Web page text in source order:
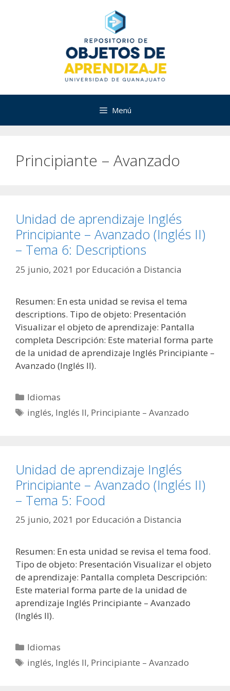
Menú
Principiante – Avanzado
Unidad de aprendizaje Inglés
Principiante – Avanzado (Inglés II)
– Tema 6: Descriptions
25 junio, 2021 por Educación a Distancia
Resumen: En esta unidad se revisa el tema
descriptions. Tipo de objeto: Presentación
Visualizar el objeto de aprendizaje: Pantalla
completa Descripción: Este material forma parte
de la unidad de aprendizaje Inglés Principiante –
Avanzado (Inglés II).
Categorías
Idiomas
Etiquetas
inglés, Inglés II, Principiante – Avanzado
Unidad de aprendizaje Inglés
Principiante – Avanzado (Inglés II)
– Tema 5: Food
25 junio, 2021 por Educación a Distancia
Resumen: En esta unidad se revisa el tema food.
Tipo de objeto: Presentación Visualizar el objeto
de aprendizaje: Pantalla completa Descripción:
Este material forma parte de la unidad de
aprendizaje Inglés Principiante – Avanzado
(Inglés II).
Categorías
Idiomas
Etiquetas
inglés, Inglés II, Principiante – Avanzado